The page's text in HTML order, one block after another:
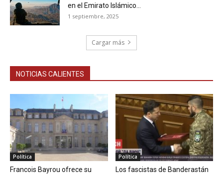
en el Emirato Islámico...
1 septiembre, 2025
Cargar más
NOTICIAS CALIENTES
Política
Francois Bayrou ofrece su
Política
Los fascistas de Banderastán